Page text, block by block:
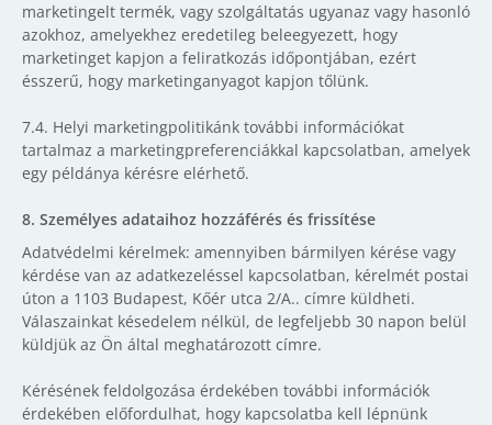
marketingelt termék, vagy szolgáltatás ugyanaz vagy hasonló
azokhoz, amelyekhez eredetileg beleegyezett, hogy
marketinget kapjon a feliratkozás időpontjában, ezért
ésszerű, hogy marketinganyagot kapjon tőlünk.
7.4. Helyi marketingpolitikánk további információkat
tartalmaz a marketingpreferenciákkal kapcsolatban, amelyek
egy példánya kérésre elérhető.
8. Személyes adataihoz hozzáférés és frissítése
Adatvédelmi kérelmek: amennyiben bármilyen kérése vagy
kérdése van az adatkezeléssel kapcsolatban, kérelmét postai
úton a 1103 Budapest, Kőér utca 2/A.. címre küldheti.
Válaszainkat késedelem nélkül, de legfeljebb 30 napon belül
küldjük az Ön által meghatározott címre.
Kérésének feldolgozása érdekében további információk
érdekében előfordulhat, hogy kapcsolatba kell lépnünk